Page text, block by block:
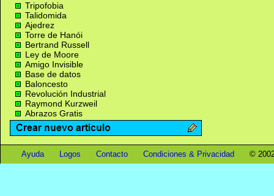
Tripofobia
Talidomida
Ajedrez
Torre de Hanói
Bertrand Russell
Ley de Moore
Amigo Invisible
Base de datos
Baloncesto
Revolución Industrial
Raymond Kurzweil
Abrazos Gratis
Ayuda Logos Contacto Condiciones & Privacidad ©